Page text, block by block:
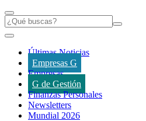
Últimas Noticias
Empresas G
Empresas
G de Gestión
Finanzas Personales
Newsletters
Mundial 2026